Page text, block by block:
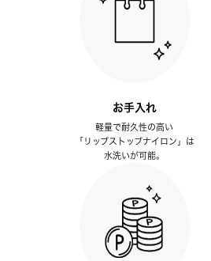
お手入れ
軽量で耐久性の高い
「リップストップナイロン」は
水洗いが可能。